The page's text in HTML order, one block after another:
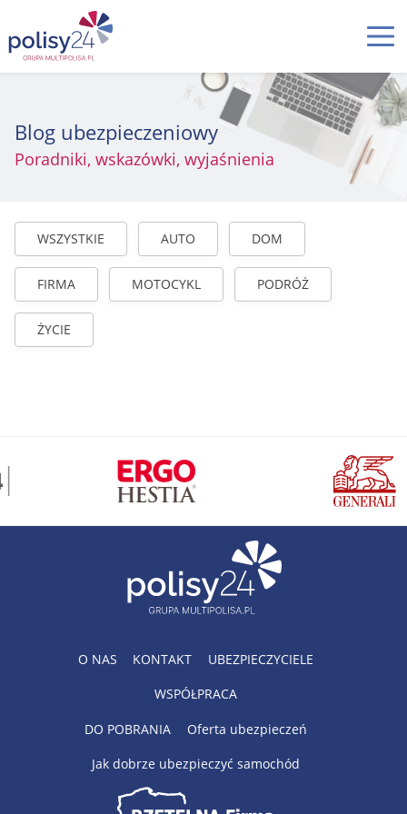
Blog ubezpieczeniowy
Poradniki, wskazówki, wyjaśnienia
WSZYSTKIE AUTO DOM
FIRMA MOTOCYKL PODRÓŻ
ŻYCIE
O NAS KONTAKT UBEZPIECZYCIELE
WSPÓŁPRACA
DO POBRANIA Oferta ubezpieczeń
Jak dobrze ubezpieczyć samochód